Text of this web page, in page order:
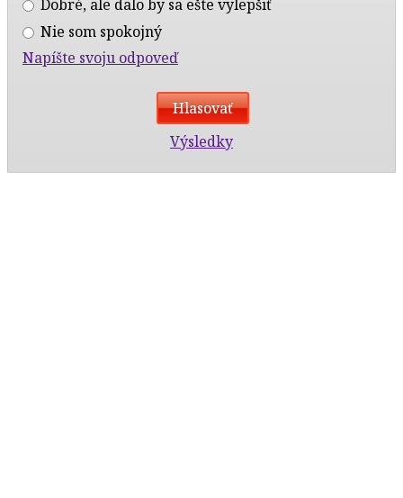
Dobré, ale dalo by sa ešte vylepšiť
Nie som spokojný
Napíšte svoju odpoveď
Výsledky